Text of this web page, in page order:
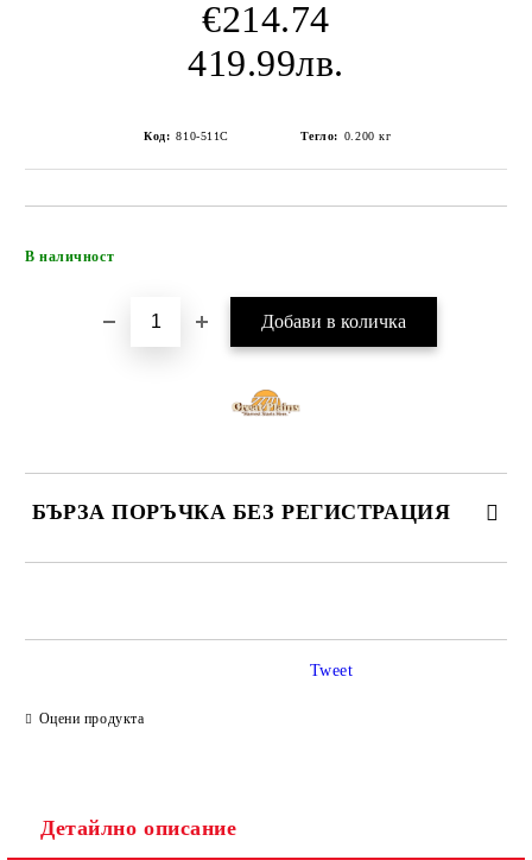
€214.74
419.99лв.
Код: 810-511C Тегло: 0.200 кг
В наличност
БЪРЗА ПОРЪЧКА БЕЗ РЕГИСТРАЦИЯ
Оцени продукта
Tweet
Детайлно описание